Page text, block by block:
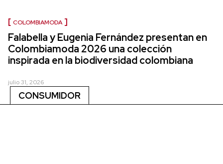
COLOMBIAMODA
Falabella y Eugenia Fernández presentan en
Colombiamoda 2026 una colección
inspirada en la biodiversidad colombiana
julio 31, 2026
CONSUMIDOR